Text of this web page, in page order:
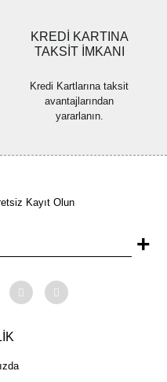
KREDİ KARTINA
TAKSİT İMKANI
Kredi Kartlarına taksit
avantajlarından
yararlanın.
Kayıt Olun
+